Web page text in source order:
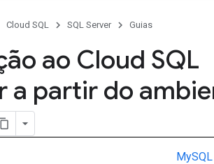
Cloud SQL SQL Server Guias
ao Cloud SQL
a partir do
MySQL